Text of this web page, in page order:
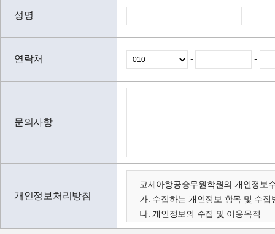
성명
연락처 - -
문의사항
개인정보처리방침
코세아항공승무원학원의 개인정보
가. 수집하는 개인정보 항목 및 수집
나. 개인정보의 수집 및 이용목적
다. 수집한 개인정보의 보유 및 이용